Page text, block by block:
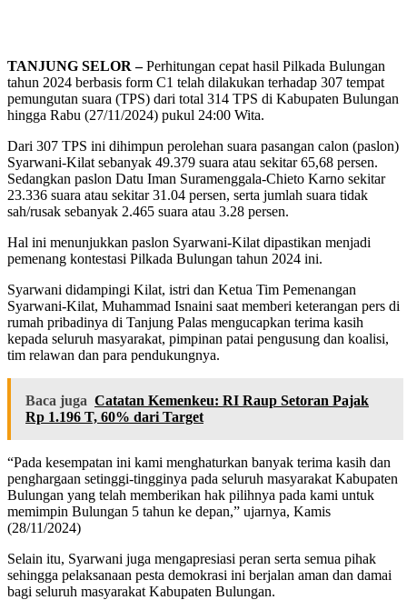
TANJUNG SELOR –Perhitungan cepat hasil Pilkada Bulungan
tahun 2024 berbasis form C1 telah dilakukan terhadap 307 tempat
pemungutan suara (TPS) dari total 314 TPS di Kabupaten Bulungan
hingga Rabu (27/11/2024) pukul 24:00 Wita.
Dari 307 TPS ini dihimpun perolehan suara pasangan calon (paslon)
Syarwani-Kilat sebanyak 49.379 suara atau sekitar 65,68 persen.
Sedangkan paslon Datu Iman Suramenggala-Chieto Karno sekitar
23.336 suara atau sekitar 31.04 persen, serta jumlah suara tidak
sah/rusak sebanyak 2.465 suara atau 3.28 persen.
Hal ini menunjukkan paslon Syarwani-Kilat dipastikan menjadi
pemenang kontestasi Pilkada Bulungan tahun 2024 ini.
Syarwani didampingi Kilat, istri dan Ketua Tim Pemenangan
Syarwani-Kilat, Muhammad Isnaini saat memberi keterangan pers di
rumah pribadinya di Tanjung Palas mengucapkan terima kasih
kepada seluruh masyarakat, pimpinan patai pengusung dan koalisi,
tim relawan dan para pendukungnya.
Baca juga Catatan Kemenkeu: RI Raup Setoran Pajak
Rp 1.196 T, 60% dari Target
“Pada kesempatan ini kami menghaturkan banyak terima kasih dan
penghargaan setinggi-tingginya pada seluruh masyarakat Kabupaten
Bulungan yang telah memberikan hak pilihnya pada kami untuk
memimpin Bulungan 5 tahun ke depan,” ujarnya, Kamis
(28/11/2024)
Selain itu, Syarwani juga mengapresiasi peran serta semua pihak
sehingga pelaksanaan pesta demokrasi ini berjalan aman dan damai
bagi seluruh masyarakat Kabupaten Bulungan.